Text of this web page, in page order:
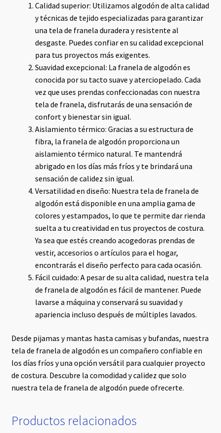
Calidad superior: Utilizamos algodón de alta calidad
y técnicas de tejido especializadas para garantizar
una tela de franela duradera y resistente al
desgaste. Puedes confiar en su calidad excepcional
para tus proyectos más exigentes.
Suavidad excepcional: La franela de algodón es
conocida por su tacto suave y aterciopelado. Cada
vez que uses prendas confeccionadas con nuestra
tela de franela, disfrutarás de una sensación de
confort y bienestar sin igual.
Aislamiento térmico: Gracias a su estructura de
fibra, la franela de algodón proporciona un
aislamiento térmico natural. Te mantendrá
abrigado en los días más fríos y te brindará una
sensación de calidez sin igual.
Versatilidad en diseño: Nuestra tela de franela de
algodón está disponible en una amplia gama de
colores y estampados, lo que te permite dar rienda
suelta a tu creatividad en tus proyectos de costura.
Ya sea que estés creando acogedoras prendas de
vestir, accesorios o artículos para el hogar,
encontrarás el diseño perfecto para cada ocasión.
Fácil cuidado: A pesar de su alta calidad, nuestra tela
de franela de algodón es fácil de mantener. Puede
lavarse a máquina y conservará su suavidad y
apariencia incluso después de múltiples lavados.
Desde pijamas y mantas hasta camisas y bufandas, nuestra
tela de franela de algodón es un compañero confiable en
los días fríos y una opción versátil para cualquier proyecto
de costura. Descubre la comodidad y calidez que solo
nuestra tela de franela de algodón puede ofrecerte.
Productos relacionados